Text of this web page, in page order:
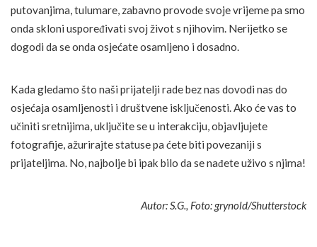
putovanjima, tulumare, zabavno provode svoje vrijeme pa smo
onda skloni uspoređivati svoj život s njihovim. Nerijetko se
dogodi da se onda osjećate osamljeno i dosadno.
Kada gledamo što naši prijatelji rade bez nas dovodi nas do
osjećaja osamljenosti i društvene isključenosti. Ako će vas to
učiniti sretnijima, uključite se u interakciju, objavljujete
fotografije, ažurirajte statuse pa ćete biti povezaniji s
prijateljima. No, najbolje bi ipak bilo da se nađete uživo s njima!
Autor: S.G., Foto: grynold/Shutterstock